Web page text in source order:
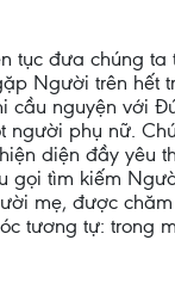
tục đưa chúng ta
Người trên hết
cầu nguyện với
phụ nữ.
diện đầy yêu
tìm kiếm
mẹ, được
tương tự: trong